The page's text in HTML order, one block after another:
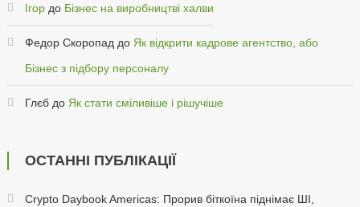
Ігордо Бізнес на виробництві халви
Федор Скоропад до Як відкрити кадрове агентство, або
Бізнес з підбору персоналу
Глєбдо Як стати сміливіше і рішучіше
ОСТАННІ ПУБЛІКАЦІЇ
Crypto Daybook Americas: Прорив біткоїна піднімає ШІ,